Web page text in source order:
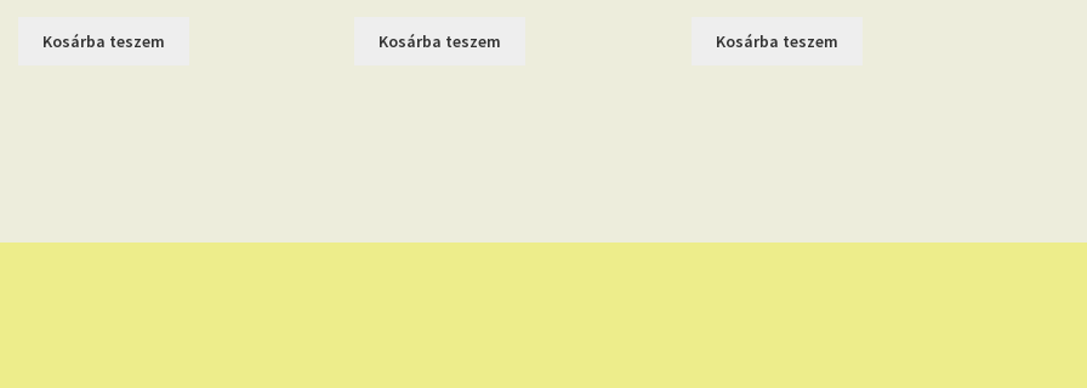
Kosárba teszem Kosárba teszem Kosárba teszem